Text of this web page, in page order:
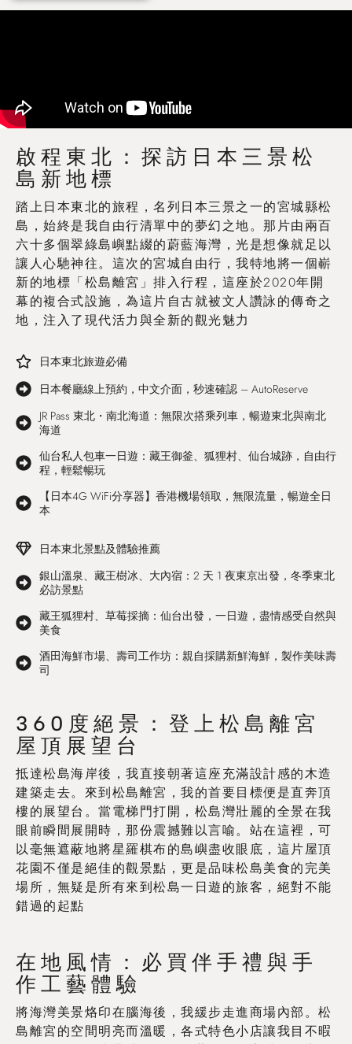
啟程東北：探訪日本三景松
島新地標
踏上日本東北的旅程，名列日本三景之一的宮城縣松
島，始終是我自由行清單中的夢幻之地。那片由兩百
六十多個翠綠島嶼點綴的蔚藍海灣，光是想像就足以
讓人心馳神往。這次的宮城自由行，我特地將一個嶄
新的地標「松島離宮」排入行程，這座於2020年開
幕的複合式設施，為這片自古就被文人讚詠的傳奇之
地，注入了現代活力與全新的觀光魅力
日本東北旅遊必備
日本餐廳線上預約，中文介面，秒速確認 – AutoReserve
JR Pass 東北・南北海道：無限次搭乘列車，暢遊東北與南北
海道
仙台私人包車一日遊：藏王御釜、狐狸村、仙台城跡，自由行
程，輕鬆暢玩
【日本4G WiFi分享器】香港機場領取，無限流量，暢遊全日
本
日本東北景點及體驗推薦
銀山溫泉、藏王樹冰、大內宿：2 天 1 夜東京出發，冬季東北
必訪景點
藏王狐狸村、草莓採摘：仙台出發，一日遊，盡情感受自然與
美食
酒田海鮮市場、壽司工作坊：親自採購新鮮海鮮，製作美味壽
司
360度絕景：登上松島離宮
屋頂展望台
抵達松島海岸後，我直接朝著這座充滿設計感的木造
建築走去。來到松島離宮，我的首要目標便是直奔頂
樓的展望台。當電梯門打開，松島灣壯麗的全景在我
眼前瞬間展開時，那份震撼難以言喻。站在這裡，可
以毫無遮蔽地將星羅棋布的島嶼盡收眼底，這片屋頂
花園不僅是絕佳的觀景點，更是品味松島美食的完美
場所，無疑是所有來到松島一日遊的旅客，絕對不能
錯過的起點
在地風情：必買伴手禮與手
作工藝體驗
將海灣美景烙印在腦海後，我緩步走進商場內部。松
島離宮的空間明亮而溫暖，各式特色小店讓我目不暇